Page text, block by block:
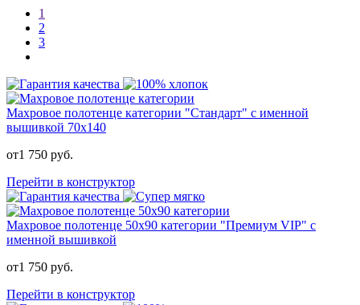
1
2
3
Махровое полотенце категории "Стандарт" с именной
вышивкой 70x140
от1 750 руб.
Перейти в конструктор
Махровое полотенце 50х90 категории "Премиум VIP" с
именной вышивкой
от1 750 руб.
Перейти в конструктор